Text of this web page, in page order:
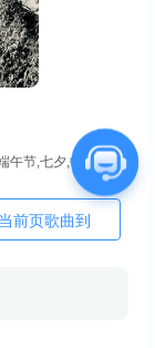
新国风,国乐,中国风,古风,民乐,氛围音乐,春节,清明节,端午节,七夕,中秋节,抒情,舒缓,民乐,短视频,编辑工具,公播,无人声,推荐
前页歌曲到